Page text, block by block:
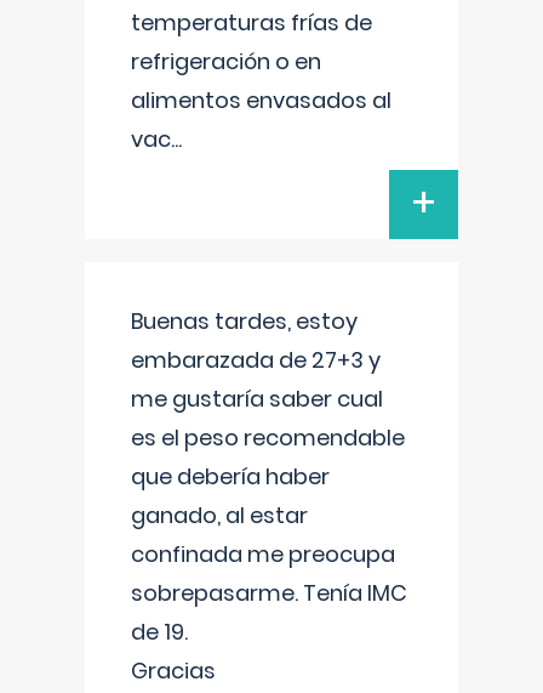
temperaturas frías de
refrigeración o en
alimentos envasados al
vac...
+
Buenas tardes, estoy
embarazada de 27+3 y
me gustaría saber cual
es el peso recomendable
que debería haber
ganado, al estar
confinada me preocupa
sobrepasarme. Tenía IMC
de 19.
Gracias